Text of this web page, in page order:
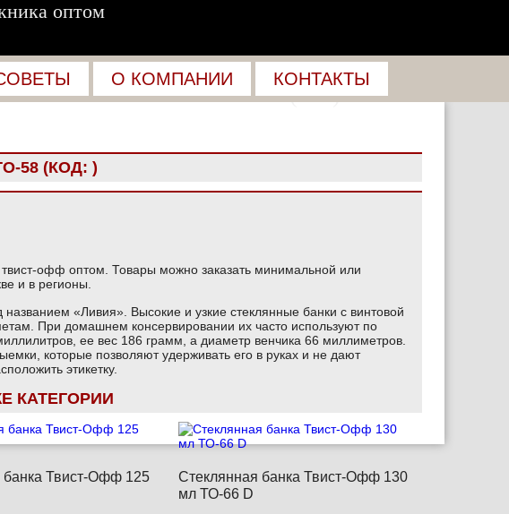
оптом
+7 (495) 943-22-33
+7 (916) 649-05-05
О КОМПАНИИ КОНТАКТЫ
58 (КОД: )
офф оптом. Товары можно заказать минимальной или
и в регионы.
«Ливия». Высокие и узкие стеклянные банки с винтовой
При домашнем консервировании их часто используют по
ее вес 186 грамм, а диаметр венчика 66 миллиметров.
которые позволяют удерживать его в руках и не дают
этикетку.
КАТЕГОРИИ
банка Твист-Офф 125
Стеклянная банка Твист-Офф 130
мл ТО-66 D